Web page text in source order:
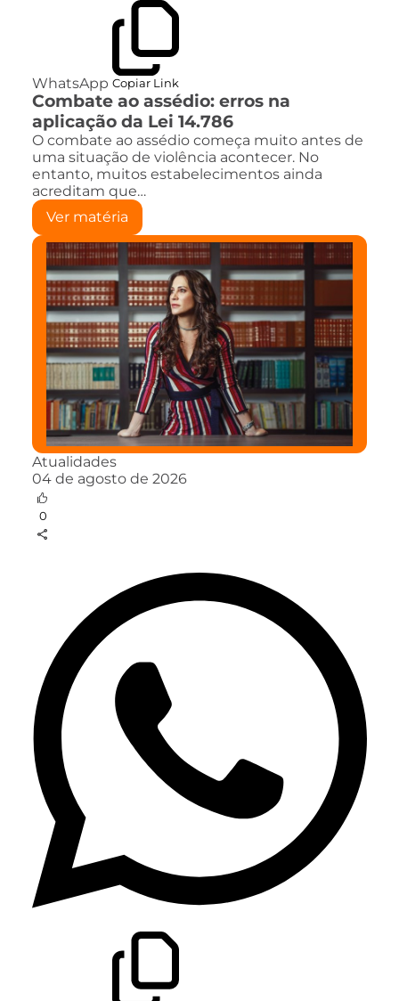
WhatsApp Copiar Link
Combate ao assédio: erros na
aplicação da Lei 14.786
O combate ao assédio começa muito antes de
uma situação de violência acontecer. No
entanto, muitos estabelecimentos ainda
acreditam que…
Ver matéria
Atualidades
04 de agosto de 2026
0